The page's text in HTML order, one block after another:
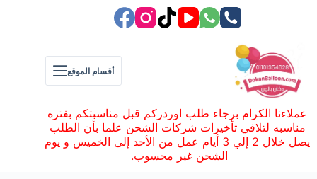
أقسام الموقع
عملاءنا الكرام برجاء طلب اوردركم قبل مناسبتكم بفتره
مناسبه لتلافي تأخيرات شركات الشحن علما بأن الطلب
يصل خلال 2 إلي 3 أيام عمل من الأحد إلى الخميس و يوم
الشحن غير محسوب.